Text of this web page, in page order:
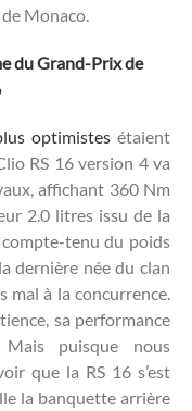
Monaco.
du Grand-Prix de
optimistes étaient
RS 16 version 4 va
affichant 360 Nm
2.0 litres issu de la
tenu du poids
dernière née du clan
mal à la concurrence.
sa performance
Mais puisque nous
que la RS 16 s’est
la banquette arrière